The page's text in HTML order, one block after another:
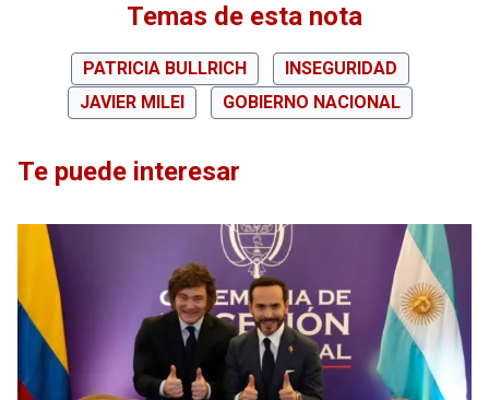
Temas de esta nota
PATRICIA BULLRICH
INSEGURIDAD
JAVIER MILEI
GOBIERNO NACIONAL
Te puede interesar